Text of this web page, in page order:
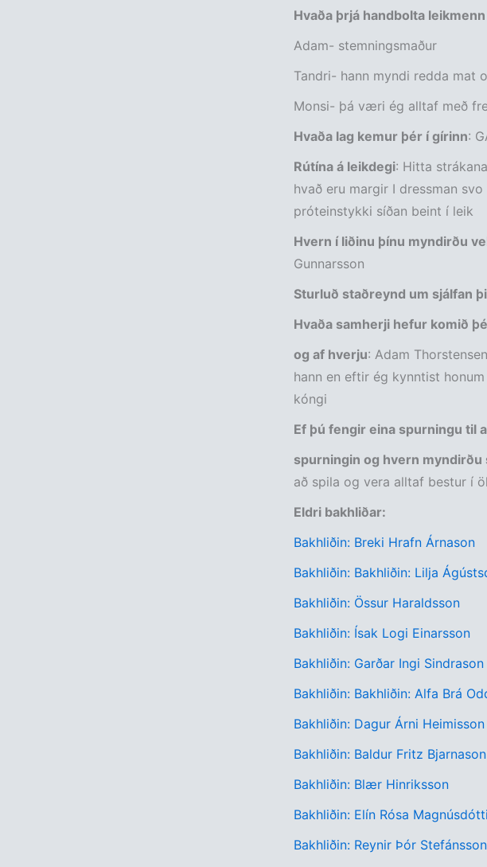
Hvaða þrjá handbolta
Adam- stemningsmaður
Tandri- hann myndi redda mat
Monsi- þá væri ég alltaf með
Hvaða lag kemur þér í gírinn:
Rútína á leikdegi: Hitta
hvað eru margir I dressman
próteinstykki síðan beint í leik
Hvern í liðinu þínu myndirðu
Gunnarsson
Sturluð staðreynd um sjálfan
Hvaða samherji hefur komið
og af hverju: Adam
hann en eftir ég kynntist
kóngi
Ef þú fengir eina spurningu til
spurningin og hvern myndirðu
að spila og vera alltaf bestur í
Eldri bakhliðar:
Bakhliðin: Breki Hrafn Árnason
Bakhliðin: Bakhliðin: Lilja
Bakhliðin: Össur Haraldsson
Bakhliðin: Ísak Logi Einarsson
Bakhliðin: Garðar Ingi Sindrason
Bakhliðin: Bakhliðin: Alfa Brá
Bakhliðin: Dagur Árni Heimisson
Bakhliðin: Baldur Fritz Bjarnason
Bakhliðin: Blær Hinriksson
Bakhliðin: Elín Rósa
Bakhliðin: Reynir Þór Stefánsson